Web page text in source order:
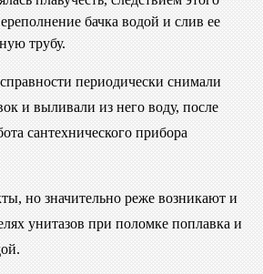
бачка водой и слив ее
трубу.
периодически снимали
и выливали из него воду, после
сантехнического прибора
но значительно реже возникают и
унитазов при поломке поплавка и